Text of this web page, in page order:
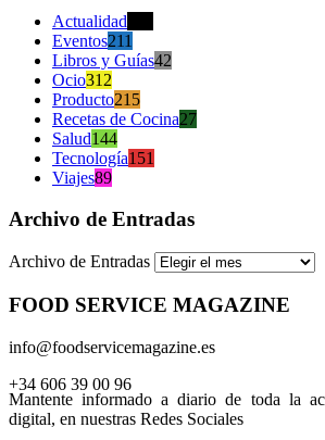
Actualidad
Eventos211
Libros y Guías42
Ocio312
Producto215
Recetas de Cocina27
Salud144
Tecnología151
Viajes89
Archivo de Entradas
Archivo de Entradas
FOOD SERVICE MAGAZINE
info@foodservicemagazine.es
+34 606 39 00 96
Mantente informado a diario de toda la
digital, en nuestras Redes Sociales